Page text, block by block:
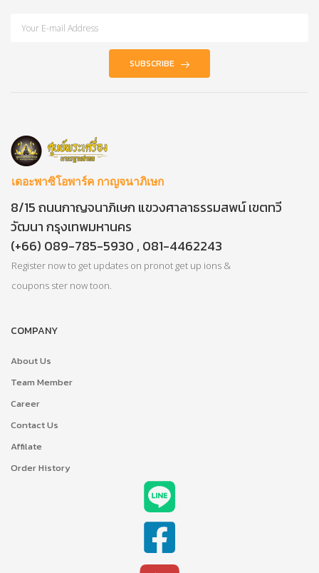
SUBSCRIBE
เดอะพาซิโอพาร์ค กาญจนาภิเษก
8/15 ถนนกาญจนาภิเษก แขวงศาลาธรรมสพน์ เขตทวี
วัฒนา กรุงเทพมหานคร
(+66) 089-785-5930 , 081-4462243
Register now to get updates on pronot get up ions &
coupons ster now toon.
COMPANY
About Us
Team Member
Career
Contact Us
Affilate
Order History